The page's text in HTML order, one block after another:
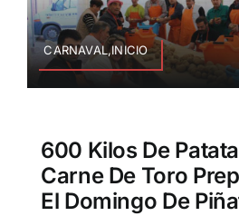
CARNAVAL,INICIO
600 Kilos De
Carne De Toro
El Domingo De